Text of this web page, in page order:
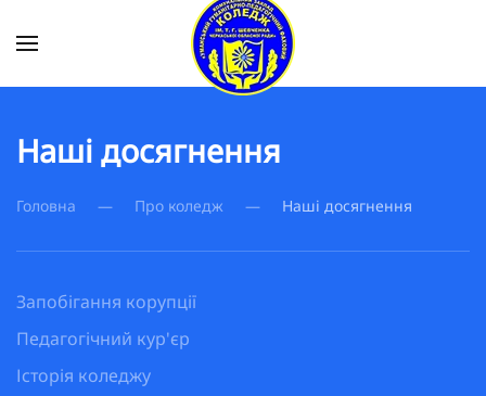
Skip to main content
Наші досягнення
Головна Про коледж Наші досягнення
Запобігання корупції
Педагогічний кур'єр
Історія коледжу